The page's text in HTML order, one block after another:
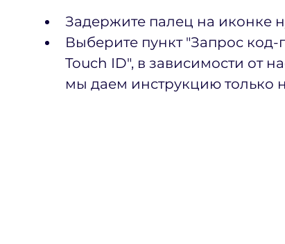
Задержите палец на иконке
Выберите пункт "Запрос
Touch ID", в зависимости от
мы даем инструкцию только